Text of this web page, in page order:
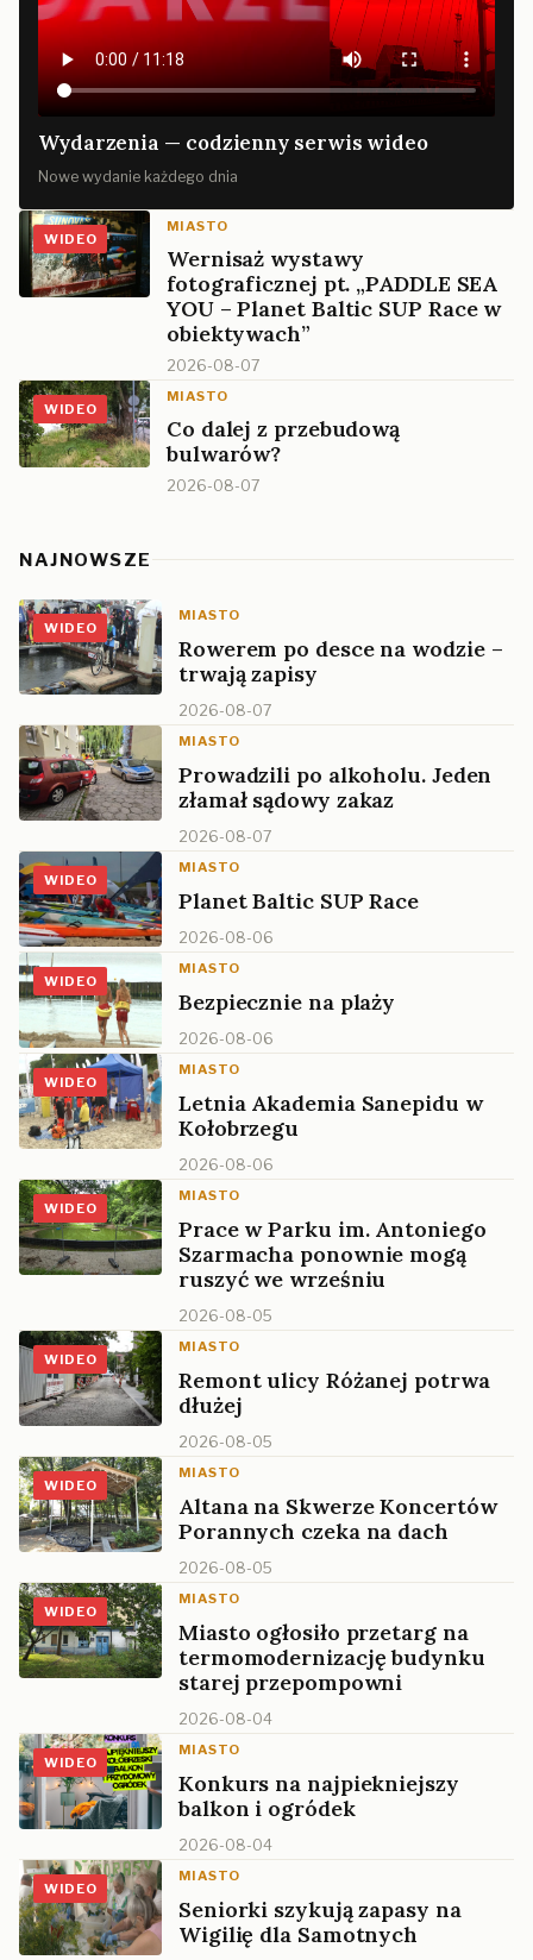
Wydarzenia — codzienny serwis wideo
Nowe wydanie każdego dnia
WIDEO
MIASTO
Wernisaż wystawy
fotograficznej pt. „PADDLE SEA
YOU – Planet Baltic SUP Race w
obiektywach”
2026-08-07
WIDEO
MIASTO
Co dalej z przebudową
bulwarów?
2026-08-07
NAJNOWSZE
WIDEO
MIASTO
Rowerem po desce na wodzie –
trwają zapisy
2026-08-07
MIASTO
Prowadzili po alkoholu. Jeden
złamał sądowy zakaz
2026-08-07
WIDEO
MIASTO
Planet Baltic SUP Race
2026-08-06
WIDEO
MIASTO
Bezpiecznie na plaży
2026-08-06
WIDEO
MIASTO
Letnia Akademia Sanepidu w
Kołobrzegu
2026-08-06
WIDEO
MIASTO
Prace w Parku im. Antoniego
Szarmacha ponownie mogą
ruszyć we wrześniu
2026-08-05
WIDEO
MIASTO
Remont ulicy Różanej potrwa
dłużej
2026-08-05
WIDEO
MIASTO
Altana na Skwerze Koncertów
Porannych czeka na dach
2026-08-05
WIDEO
MIASTO
Miasto ogłosiło przetarg na
termomodernizację budynku
starej przepompowni
2026-08-04
WIDEO
MIASTO
Konkurs na najpiekniejszy
balkon i ogródek
2026-08-04
WIDEO
MIASTO
Seniorki szykują zapasy na
Wigilię dla Samotnych